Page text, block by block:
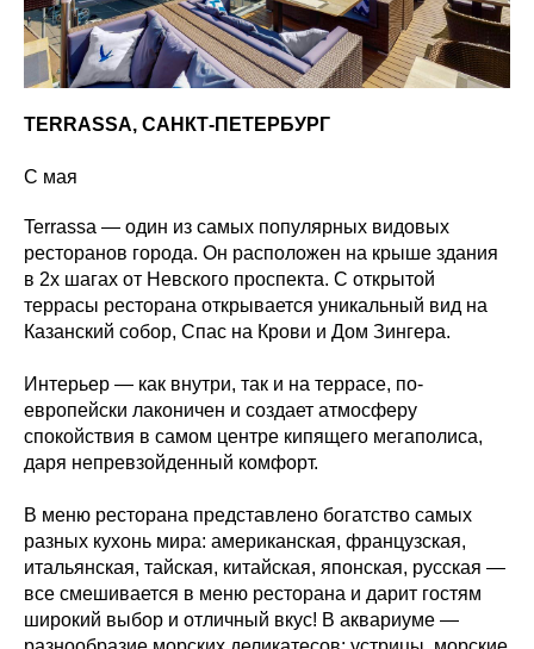
TERRASSA, САНКТ-ПЕТЕРБУРГ
С мая
Terrassa — один из самых популярных видовых
ресторанов города. Он расположен на крыше здания
в 2х шагах от Невского проспекта. С открытой
террасы ресторана открывается уникальный вид на
Казанский собор, Спас на Крови и Дом Зингера.
Интерьер — как внутри, так и на террасе, по-
европейски лаконичен и создает атмосферу
спокойствия в самом центре кипящего мегаполиса,
даря непревзойденный комфорт.
В меню ресторана представлено богатство самых
разных кухонь мира: американская, французская,
итальянская, тайская, китайская, японская, русская —
все смешивается в меню ресторана и дарит гостям
широкий выбор и отличный вкус! В аквариуме —